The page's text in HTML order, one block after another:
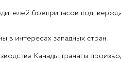
боеприпасов
в интересах западных стран.
Канады, гранаты